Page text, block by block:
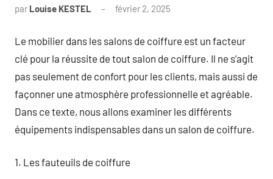
par Louise KESTEL février 2, 2025
Le mobilier dans les salons de coiffure est un facteur
clé pour la réussite de tout salon de coiffure. Il ne s’agit
pas seulement de confort pour les clients, mais aussi de
façonner une atmosphère professionnelle et agréable.
Dans ce texte, nous allons examiner les différents
équipements indispensables dans un salon de coiffure.
1. Les fauteuils de coiffure